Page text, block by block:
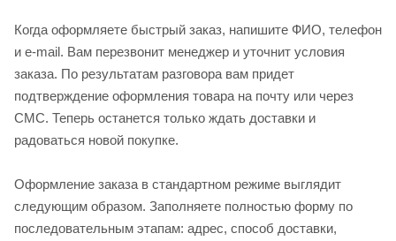
Когда оформляете быстрый заказ, напишите ФИО, телефон
и e-mail. Вам перезвонит менеджер и уточнит условия
заказа. По результатам разговора вам придет
подтверждение оформления товара на почту или через
СМС. Теперь останется только ждать доставки и
радоваться новой покупке.
Оформление заказа в стандартном режиме выглядит
следующим образом. Заполняете полностью форму по
последовательным этапам: адрес, способ доставки,